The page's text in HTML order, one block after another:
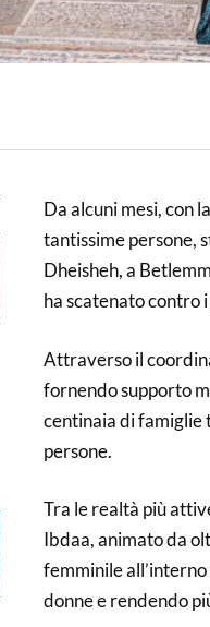
Da alcuni mesi, con
tantissime persone,
Dheisheh, a
ha scatenato contro
Attraverso il
fornendo supporto
centinaia di famiglie
persone.
Tra le realtà più
Ibdaa, animato da
femminile
donne e rendendo